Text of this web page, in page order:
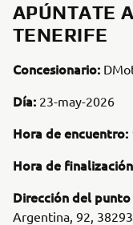
APÚNTATE
TENERIFE
Concesionario:
Día: 23-may-2026
Hora de encuentro:
Hora de
Dirección del
Argentina, 92,